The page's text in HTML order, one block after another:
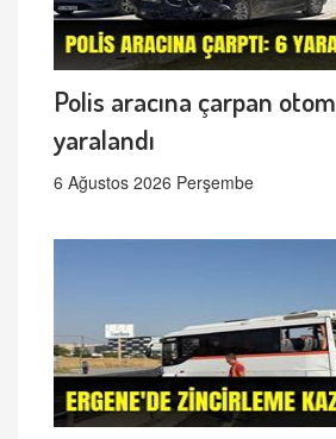
Polis aracına çarpan
yaralandı
6 Ağustos 2026 Perşembe